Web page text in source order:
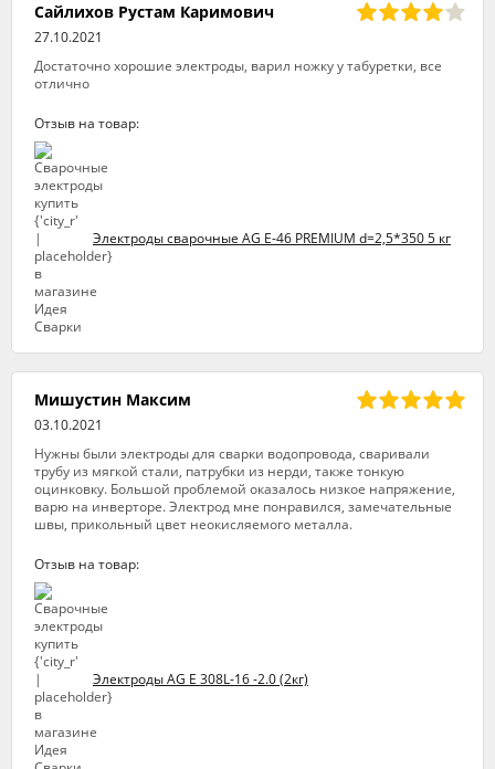
Сайлихов Рустам Каримович
27.10.2021
Достаточно хорошие электроды, варил ножку у табуретки, все
отлично
Отзыв на товар:
Электроды сварочные AG E-46 PREMIUM d=2,5*350 5 кг
Мишустин Максим
03.10.2021
Нужны были электроды для сварки водопровода, сваривали
трубу из мягкой стали, патрубки из нерди, также тонкую
оцинковку. Большой проблемой оказалось низкое напряжение,
варю на инверторе. Электрод мне понравился, замечательные
швы, прикольный цвет неокисляемого металла.
Отзыв на товар:
Электроды AG E 308L-16 -2.0 (2кг)